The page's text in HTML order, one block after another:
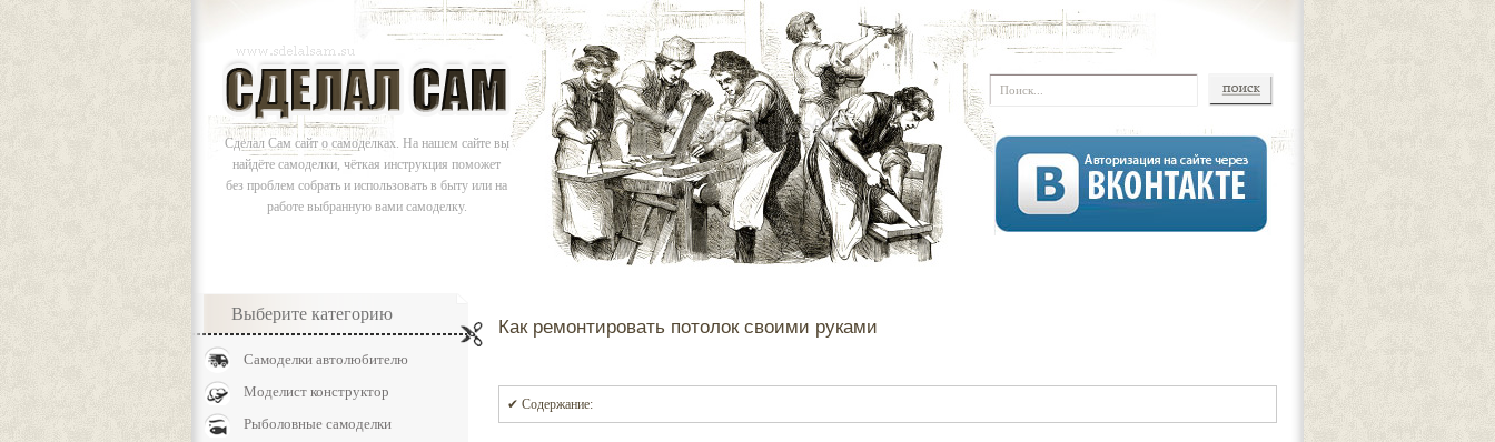
Сделал Сам сайт о самоделках. На нашем сайте вы
найдёте самоделки, чёткая инструкция поможет
без проблем собрать и использовать в быту или на
работе выбранную вами самоделку.
Выберите категорию
Самоделки автолюбителю
Моделист конструктор
Рыболовные самоделки
Как ремонтировать потолок своими руками
✔ Содержание: